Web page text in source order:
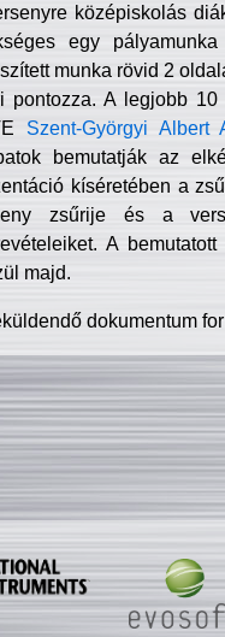
középiskolás
egy
munka rövid 2
pontozza. A legjobb
Szent-Györgyi Albert
bemutatják az
kíséretében a
zsűrije és a
A
majd.
dokumentum